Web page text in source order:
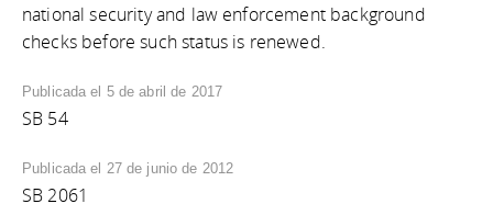
national security and law enforcement background
checks before such status is renewed.
Publicada el 5 de abril de 2017
SB 54
Publicada el 27 de junio de 2012
SB 2061